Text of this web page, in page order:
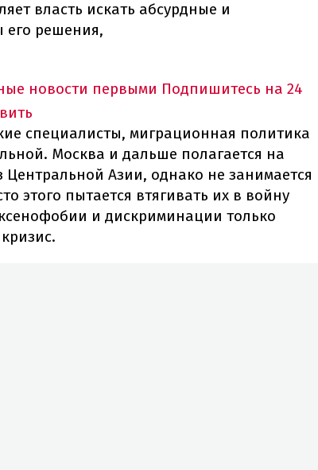
власть искать абсурдные и
его решения,
новости первыми Подпишитесь на 24
специалисты, миграционная политика
Москва и дальше полагается на
Центральной Азии, однако не занимается
этого пытается втягивать их в войну
и дискриминации только